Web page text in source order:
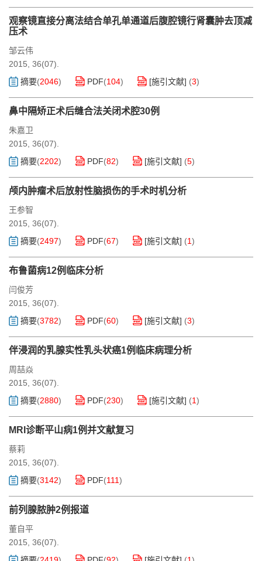
观察镜直接分离法结合单孔单通道后腹腔镜行肾囊肿去顶减
压术
邹云伟
2015, 36(07).
摘要(2046) PDF(104) [施引文献] (3)
鼻中隔矫正术后缝合法关闭术腔30例
朱嘉卫
2015, 36(07).
摘要(2202) PDF(82) [施引文献] (5)
颅内肿瘤术后放射性脑损伤的手术时机分析
王参智
2015, 36(07).
摘要(2497) PDF(67) [施引文献] (1)
布鲁菌病12例临床分析
闫俊芳
2015, 36(07).
摘要(3782) PDF(60) [施引文献] (3)
伴浸润的乳腺实性乳头状癌1例临床病理分析
周喆焱
2015, 36(07).
摘要(2880) PDF(230) [施引文献] (1)
MRI诊断平山病1例并文献复习
蔡莉
2015, 36(07).
摘要(3142) PDF(111)
前列腺脓肿2例报道
董自平
2015, 36(07).